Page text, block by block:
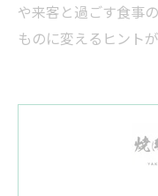
や来客と過ごす食事
ものに変えるヒント